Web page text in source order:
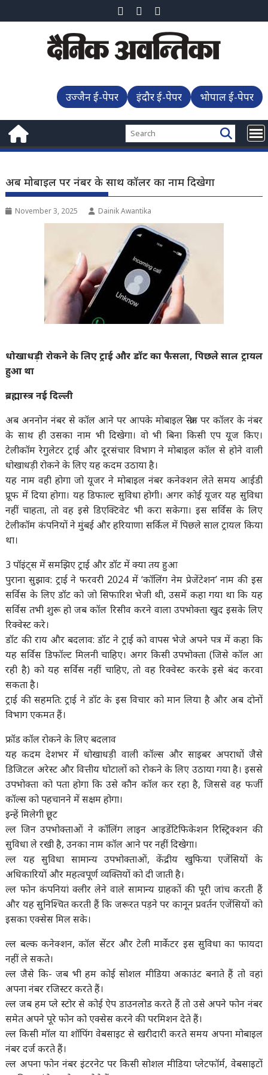
to
उज्जैन ई-पेपर इंदौर ई-पेपर भोपाल ई-पेपर
अब मोबाइल पर नंबर के साथ कॉलर का नाम दिखेगा
November 3, 2025 Dainik Awantika
धोखाधड़ी रोकने के लिए ट्राई और डॉट का फैसला, पिछले साल ट्रायल
हुआ था
ब्रह्मास्त्र नई दिल्ली
अब अननोन नंबर से कॉल आने पर आपके मोबाइल स्क्रीन पर कॉलर के नंबर
के साथ ही उसका नाम भी दिखेगा। वो भी बिना किसी एप यूज किए।
टेलीकॉम रेगुलेटर ट्राई और दूरसंचार विभाग ने मोबाइल कॉल से होने वाली
धोखाधड़ी रोकने के लिए यह कदम उठाया है।
यह नाम वही होगा जो यूजर ने मोबाइल नंबर कनेक्शन लेते समय आईडी
प्रूफ में दिया होगा। यह डिफाल्ट सुविधा होगी। अगर कोई यूजर यह सुविधा
नहीं चाहता, तो वह इसे डिएक्टिवेट भी करा सकेगा। इस सर्विस के लिए
टेलीकॉम कंपनियों ने मुंबई और हरियाणा सर्किल में पिछले साल ट्रायल किया
था।
3 पॉइंट्स में समझिए ट्राई और डॉट में क्या तय हुआ
पुराना सुझाव: ट्राई ने फरवरी 2024 में ‘कॉलिंग नेम प्रेजेंटेशन’ नाम की इस
सर्विस के लिए डॉट को जो सिफारिश भेजी थी, उसमें कहा गया था कि यह
सर्विस तभी शुरू हो जब कॉल रिसीव करने वाला उपभोक्ता खुद इसके लिए
रिक्वेस्ट करे।
डॉट की राय और बदलाव: डॉट ने ट्राई को वापस भेजे अपने पत्र में कहा कि
यह सर्विस डिफॉल्ट मिलनी चाहिए। अगर किसी उपभोक्ता (जिसे कॉल आ
रही है) को यह सर्विस नहीं चाहिए, तो वह रिक्वेस्ट करके इसे बंद करवा
सकता है।
ट्राई की सहमति: ट्राई ने डॉट के इस विचार को मान लिया है और अब दोनों
विभाग एकमत हैं।
फ्रॉड कॉल रोकने के लिए बदलाव
यह कदम देशभर में धोखाधड़ी वाली कॉल्स और साइबर अपराधों जैसे
डिजिटल अरेस्ट और वित्तीय घोटालों को रोकने के लिए उठाया गया है। इससे
उपभोक्ता को पता होगा कि उसे कौन कॉल कर रहा है, जिससे वह फर्जी
कॉल्स को पहचानने में सक्षम होगा।
इन्हें मिलेगी छूट
ल्ल जिन उपभोक्ताओं ने कॉलिंग लाइन आइडेंटिफिकेशन रिस्ट्रिक्शन की
सुविधा ले रखी है, उनका नाम कॉल आने पर नहीं दिखेगा।
ल्ल यह सुविधा सामान्य उपभोक्ताओं, केंद्रीय खुफिया एजेंसियों के
अधिकारियों और महत्वपूर्ण व्यक्तियों को दी जाती है।
ल्ल फोन कंपनियां क्लीर लेने वाले सामान्य ग्राहकों की पूरी जांच करती हैं
और यह सुनिश्चित करती हैं कि जरूरत पड़ने पर कानून प्रवर्तन एजेंसियों को
इसका एक्सेस मिल सके।
ल्ल बल्क कनेक्शन, कॉल सेंटर और टेली मार्केटर इस सुविधा का फायदा
नहीं ले सकते।
ल्ल जैसे कि- जब भी हम कोई सोशल मीडिया अकाउंट बनाते हैं तो वहां
अपना नंबर रजिस्टर करते हैं।
ल्ल जब हम प्ले स्टोर से कोई ऐप डाउनलोड करते हैं तो उसे अपने फोन नंबर
समेत अपने पूरे फोन को एक्सेस करने की परमिशन देते हैं।
ल्ल किसी मॉल या शॉपिंग वेबसाइट से खरीदारी करते समय अपना मोबाइल
नंबर दर्ज करते हैं।
ल्ल अपना फोन नंबर इंटरनेट पर किसी सोशल मीडिया प्लेटफॉर्म, वेबसाइटों